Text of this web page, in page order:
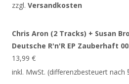
zzgl. Versandkosten
Chris Aron (2 Tracks) + Susan
Deutsche R'n'R EP Zauberhaft
13,99 €
inkl. MwSt. (differenzbesteuert nach